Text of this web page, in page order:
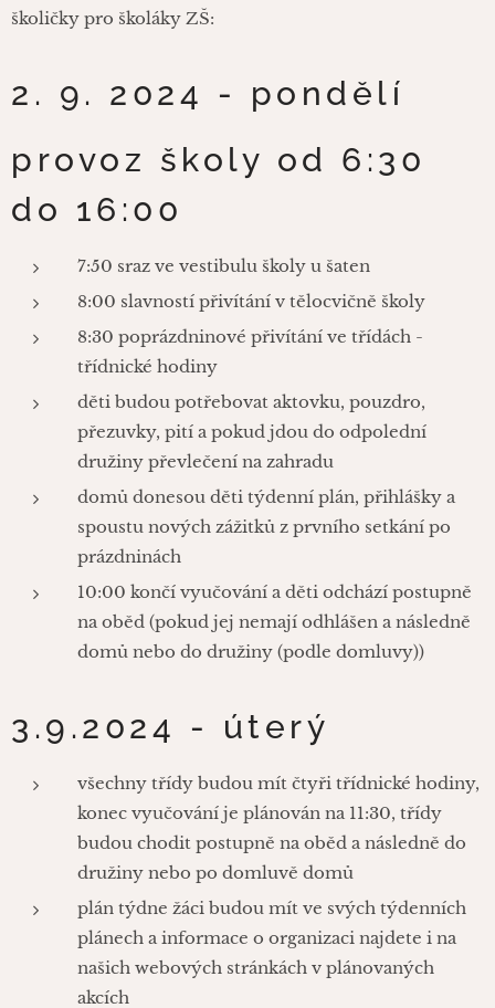
školičky pro školáky ZŠ:
2. 9. 2024 - pondělí
provoz školy od 6:30
do 16:00
7:50 sraz ve vestibulu školy u šaten
8:00 slavností přivítání v tělocvičně školy
8:30 poprázdninové přivítání ve třídách -
třídnické hodiny
děti budou potřebovat aktovku, pouzdro,
přezuvky, pití a pokud jdou do odpolední
družiny převlečení na zahradu
domů donesou děti týdenní plán, přihlášky a
spoustu nových zážitků z prvního setkání po
prázdninách
10:00 končí vyučování a děti odchází postupně
na oběd (pokud jej nemají odhlášen a následně
domů nebo do družiny (podle domluvy))
3.9.2024 - úterý
všechny třídy budou mít čtyři třídnické hodiny,
konec vyučování je plánován na 11:30, třídy
budou chodit postupně na oběd a následně do
družiny nebo po domluvě domů
plán týdne žáci budou mít ve svých týdenních
plánech a informace o organizaci najdete i na
našich webových stránkách v plánovaných
akcích